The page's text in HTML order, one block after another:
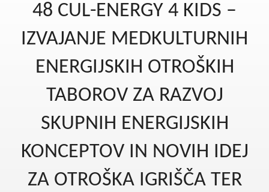
Kohezija do 2020
Po 2020
Seznam projektov
48 CUL-ENERGY 4 KIDS –
IZVAJANJE MEDKULTURNIH
ENERGIJSKIH OTROŠKIH
TABOROV ZA RAZVOJ
SKUPNIH ENERGIJSKIH
KONCEPTOV IN NOVIH IDEJ
ZA OTROŠKA IGRIŠČA TER